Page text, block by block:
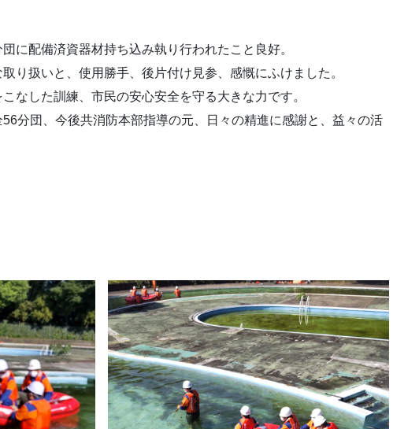
に配備済資器材持ち込み執り行われたこと良好。
り扱いと、使用勝手、後片付け見参、感慨にふけました。
なした訓練、市民の安心安全を守る大きな力です。
分団、今後共消防本部指導の元、日々の精進に感謝と、益々の活